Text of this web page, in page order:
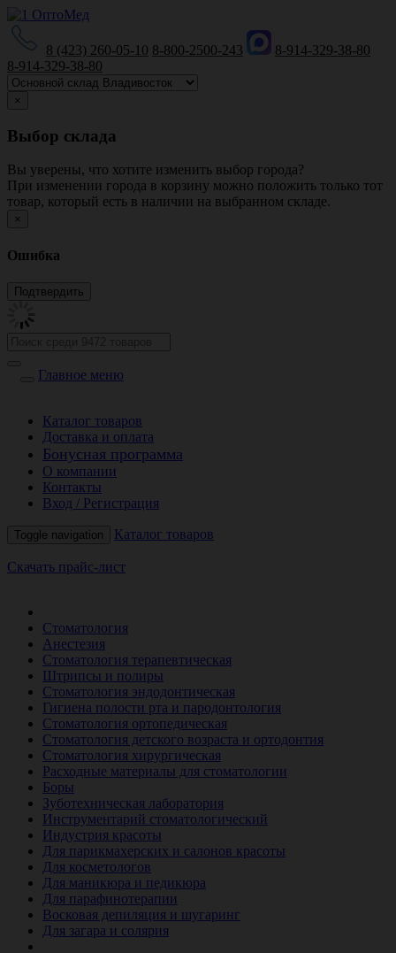
8 (423) 260-05-10 8-800-2500-243
8-914-329-38-80
8-914-329-38-80
×
Выбор склада
Вы уверены, что хотите изменить выбор города?
При изменении города в корзину можно положить только тот
товар, который есть в наличии на выбранном складе.
×
Ошибка
Главное меню
Каталог товаров
Доставка и оплата
Бонусная программа
О компании
Контакты
Вход / Регистрация
Toggle navigation Каталог товаров
Скачать прайс-лист
Стоматология
Анестезия
Стоматология терапевтическая
Штрипсы и полиры
Стоматология эндодонтическая
Гигиена полости рта и пародонтология
Стоматология ортопедическая
Стоматология детского возраста и ортодонтия
Стоматология хирургическая
Расходные материалы для стоматологии
Боры
Зуботехническая лаборатория
Инструментарий стоматологический
Индустрия красоты
Для парикмахерских и салонов красоты
Для косметологов
Для маникюра и педикюра
Для парафинотерапии
Восковая депиляция и шугаринг
Для загара и солярия